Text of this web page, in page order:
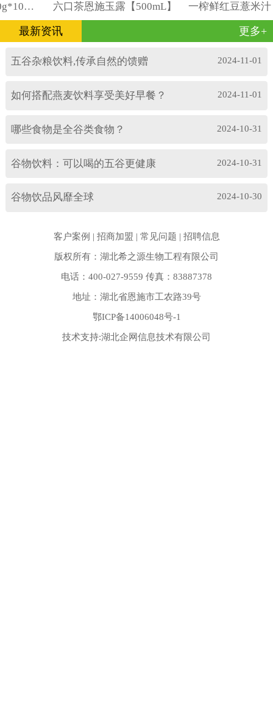
一榨鲜谷物饮料300g*10瓶礼盒装 六口茶恩施玉露【500mL】 一榨鲜红豆薏米汁
最新资讯 更多+
2024-11-01
五谷杂粮饮料,传承自然的馈赠
2024-11-01
如何搭配燕麦饮料享受美好早餐？
2024-10-31
哪些食物是全谷类食物？
2024-10-31
谷物饮料：可以喝的五谷更健康
2024-10-30
谷物饮品风靡全球
客户案例 | 招商加盟 | 常见问题 | 招聘信息
版权所有：湖北希之源生物工程有限公司
电话：400-027-9559 传真：83887378
地址：湖北省恩施市工农路39号
鄂ICP备14006048号-1
技术支持:湖北企网信息技术有限公司